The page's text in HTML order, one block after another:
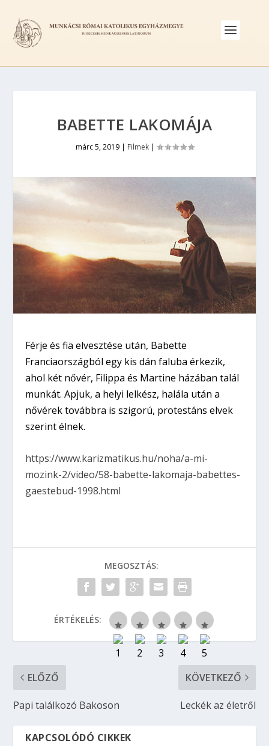
BABETTE LAKOMÁJA
márc 5, 2019| Filmek|
Férje és fia elvesztése után, Babette
Franciaországból egy kis dán faluba érkezik,
ahol két nővér, Filippa és Martine házában talál
munkát. Apjuk, a helyi lelkész, halála után a
nővérek továbbra is szigorú, protestáns elvek
szerint élnek.
https://www.karizmatikus.hu/noha/a-mi-
mozink-2/video/58-babette-lakomaja-babettes-
gaestebud-1998.html
MEGOSZTÁS:
ÉRTÉKELÉS:
ELŐZŐ
Papi találkozó Bakoson
KÖVETKEZŐ
Leckék az életről
KAPCSOLÓDÓ CIKKEK